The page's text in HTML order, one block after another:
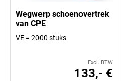
Wegwerp schoenovertrek
van CPE
VE = 2000 stuks
Excl. BTW
133,- €